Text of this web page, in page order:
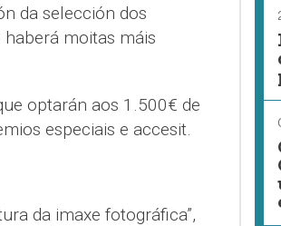
da selección dos
moitas máis
optarán aos 1.500€ de
especiais e accesit.
da imaxe fotográfica”,